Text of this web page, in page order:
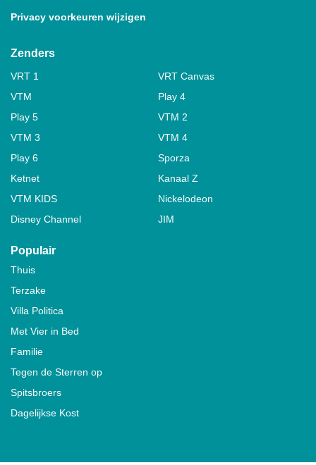
Privacy voorkeuren wijzigen
Zenders
VRT 1
VRT Canvas
VTM
Play 4
Play 5
VTM 2
VTM 3
VTM 4
Play 6
Sporza
Ketnet
Kanaal Z
VTM KIDS
Nickelodeon
Disney Channel
JIM
Populair
Thuis
Terzake
Villa Politica
Met Vier in Bed
Familie
Tegen de Sterren op
Spitsbroers
Dagelijkse Kost